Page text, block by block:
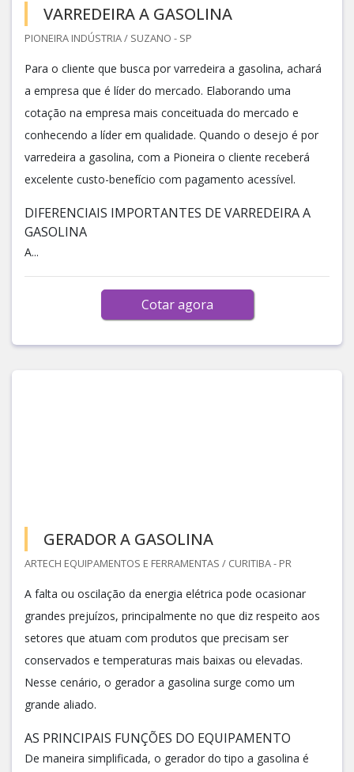
VARREDEIRA A GASOLINA
PIONEIRA INDÚSTRIA / SUZANO - SP
Para o cliente que busca por varredeira a gasolina, achará
a empresa que é líder do mercado. Elaborando uma
cotação na empresa mais conceituada do mercado e
conhecendo a líder em qualidade. Quando o desejo é por
varredeira a gasolina, com a Pioneira o cliente receberá
excelente custo-benefício com pagamento acessível.
DIFERENCIAIS IMPORTANTES DE VARREDEIRA A
GASOLINA
A...
Cotar agora
GERADOR A GASOLINA
ARTECH EQUIPAMENTOS E FERRAMENTAS / CURITIBA - PR
A falta ou oscilação da energia elétrica pode ocasionar
grandes prejuízos, principalmente no que diz respeito aos
setores que atuam com produtos que precisam ser
conservados e temperaturas mais baixas ou elevadas.
Nesse cenário, o gerador a gasolina surge como um
grande aliado.
AS PRINCIPAIS FUNÇÕES DO EQUIPAMENTO
De maneira simplificada, o gerador do tipo a gasolina é